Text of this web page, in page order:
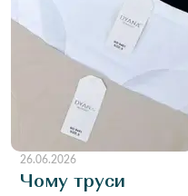
замінити бюсти
та чи варто
змінювати
повністю свій
асортимент?
26.06.2026
Чому труси